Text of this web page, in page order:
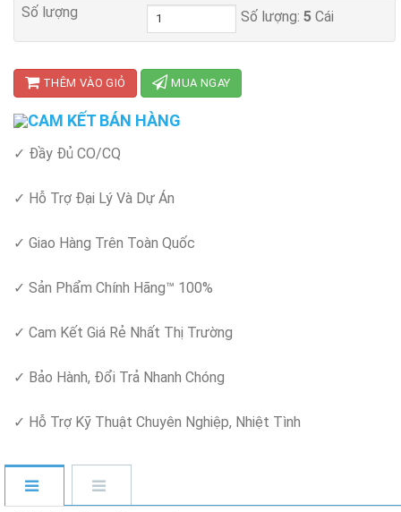
Số lượng Số lượng: 5Cái
THÊM VÀO GIỎ MUA NGAY
CAM KẾT BÁN HÀNG
✓ Đầy Đủ CO/CQ
✓ Hỗ Trợ Đại Lý Và Dự Án
✓ Giao Hàng Trên Toàn Quốc
✓ Sản Phẩm Chính Hãng™ 100%
✓ Cam Kết Giá Rẻ Nhất Thị Trường
✓ Bảo Hành, Đổi Trả Nhanh Chóng
✓ Hỗ Trợ Kỹ Thuật Chuyên Nghiệp, Nhiệt Tình